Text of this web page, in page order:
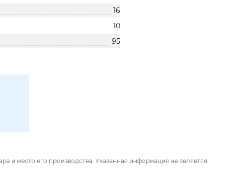
16
10
95
и место его производства. Указанная информация не является